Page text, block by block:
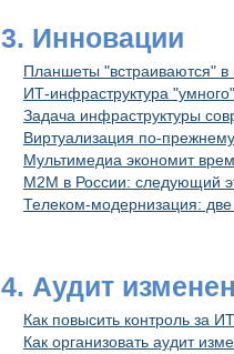
3. Инновации
Планшеты "встраиваются"
ИТ-инфраструктура
Задача инфраструктуры
Виртуализация по-
Мультимедиа экономит
М2М в России: следующий
Телеком-модернизация:
4. Аудит
Как повысить контроль за
Как организовать аудит